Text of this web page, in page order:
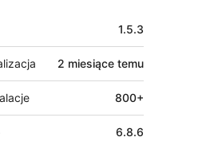
1.5.3
2 miesiące temu
800+
6.8.6